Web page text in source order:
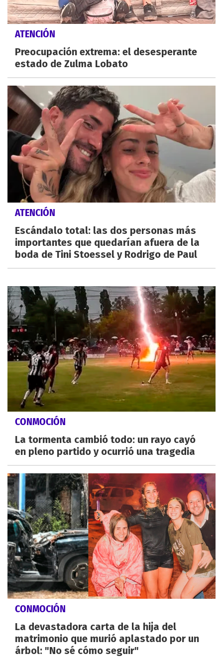
ATENCIÓN
Preocupación extrema: el desesperante
estado de Zulma Lobato
ATENCIÓN
Escándalo total: las dos personas más
importantes que quedarían afuera de la
boda de Tini Stoessel y Rodrigo de Paul
CONMOCIÓN
La tormenta cambió todo: un rayo cayó
en pleno partido y ocurrió una tragedia
CONMOCIÓN
La devastadora carta de la hija del
matrimonio que murió aplastado por un
árbol: "No sé cómo seguir"